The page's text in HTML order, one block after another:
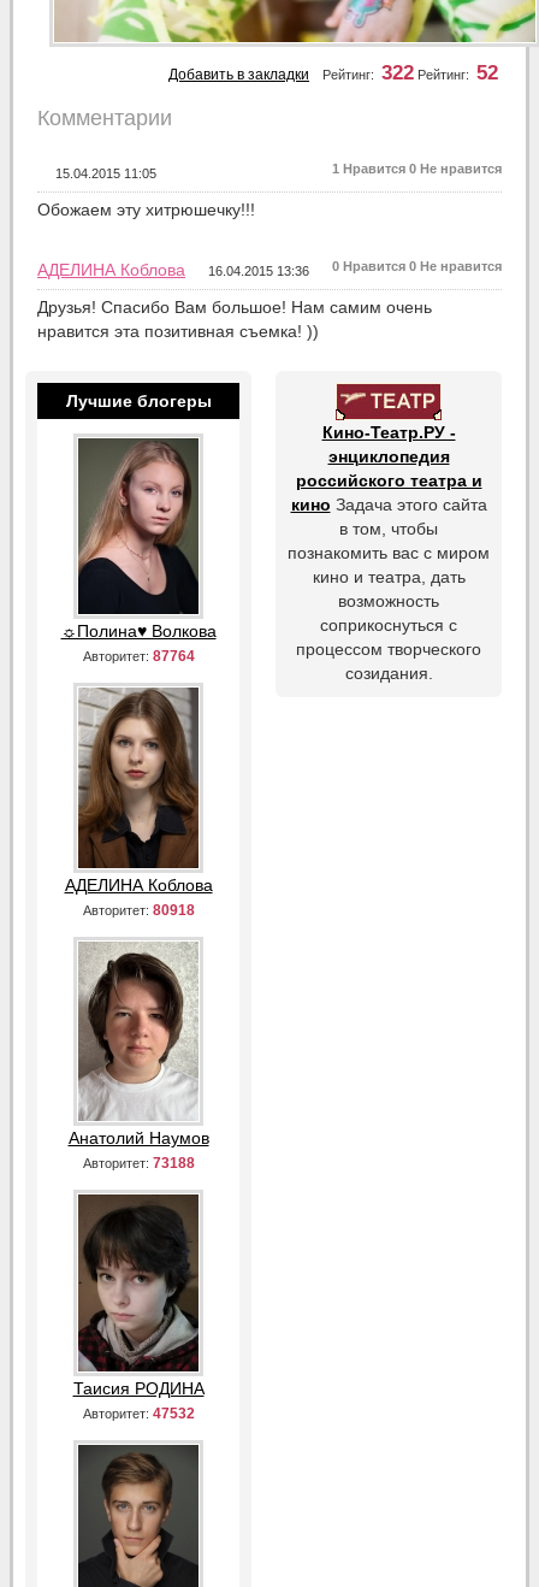
Рейтинг: 52
Рейтинг: 322
Добавить в закладки
Комментарии
1 Нравится 0 Не нравится
15.04.2015 11:05
Обожаем эту хитрюшечку!!!
0 Нравится 0 Не нравится
АДЕЛИНА Коблова 16.04.2015 13:36
Друзья! Спасибо Вам большое! Нам самим очень
нравится эта позитивная съемка! ))
Лучшие блогеры
☼Полина♥ Волкова
Авторитет: 87764
АДЕЛИНА Коблова
Авторитет: 80918
Анатолий Наумов
Авторитет: 73188
Таисия РОДИНА
Авторитет: 47532
Кино-Театр.РУ -
энциклопедия
российского театра и
кино Задача этого сайта
в том, чтобы
познакомить вас с миром
кино и театра, дать
возможность
соприкоснуться с
процессом творческого
созидания.